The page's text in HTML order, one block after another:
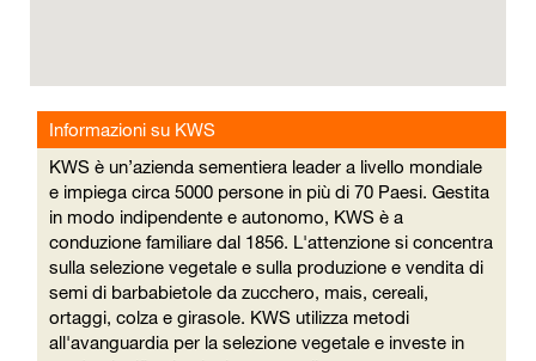
ricercabile.
Informazioni su KWS
KWS è un’azienda sementiera leader a livello mondiale
e impiega circa 5000 persone in più di 70 Paesi. Gestita
in modo indipendente e autonomo, KWS è a
conduzione familiare dal 1856. L'attenzione si concentra
sulla selezione vegetale e sulla produzione e vendita di
semi di barbabietole da zucchero, mais, cereali,
ortaggi, colza e girasole. KWS utilizza metodi
all'avanguardia per la selezione vegetale e investe in